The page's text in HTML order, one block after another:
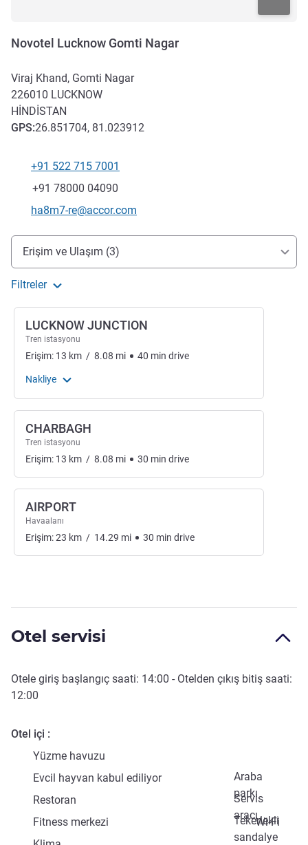
Novotel Lucknow Gomti Nagar
Viraj Khand, Gomti Nagar
226010 LUCKNOW
HINDISTAN
GPS:26.851704, 81.023912
Telefon
+91 522 715 7001
Faks
+91 78000 04090
İletişim için e-posta
ha8m7-re@accor.com
Erişim ve ulaşım
Erişim ve Ulaşım (3)
Filtreler
LUCKNOW JUNCTION
Tren istasyonu
Erişim: 13 km / 8.08 mi 40 min drive
Nakliye
CHARBAGH
Tren istasyonu
Erişim: 13 km / 8.08 mi 30 min drive
AIRPORT
Havaalanı
Erişim:23 km / 14.29 mi 30 min drive
Otel servisi
Otele giriş başlangıç saati: 14:00 - Otelden çıkış bitiş saati:
12:00
Otel içi
Yüzme havuzu
Araba
parkı
Evcil hayvan kabul ediliyor
Servis
aracı
Restoran
Tekerlekli
sandalye
Fitness merkezi
Wi-Fi